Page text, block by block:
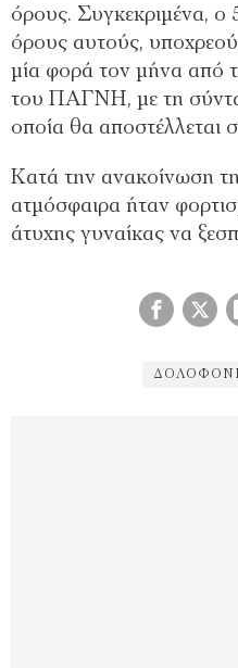
όρους. Συγκεκριμένα, ο
όρους αυτούς,
μία φορά τον μήνα από
του ΠΑΓΝΗ, με τη
οποία θα αποστέλλεται
Κατά την ανακοίνωση
ατμόσφαιρα ήταν
άτυχης γυναίκας να